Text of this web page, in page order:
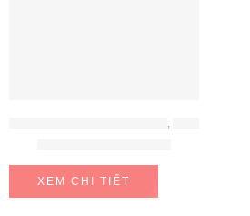
XEM CHI TIẾT